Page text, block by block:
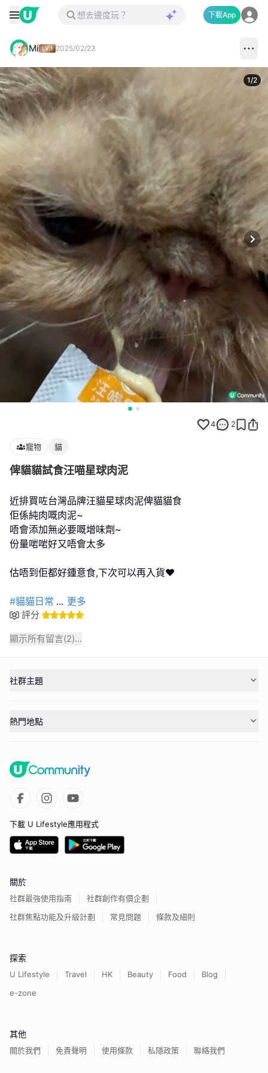
下載App
Mi 2025/02/23
1/2
4 2
寵物 貓
俾貓貓試食汪喵星球肉泥
近排買咗台灣品牌汪貓星球肉泥俾貓貓食
佢係純肉嘅肉泥~
唔會添加無必要嘅增味劑~
份量啱啱好又唔會太多
估唔到佢都好鍾意食,下次可以再入貨♥️
#貓貓日常 ... 更多
評分
顯示所有留言(2)...
社群主題
熱門地點
下載 U Lifestyle應用程式
關於
社群最強使用指南
社群創作有價企劃
社群焦點功能及升級計劃
常見問題 條款及細則
探索
U Lifestyle Travel HK Beauty Food
Blog
e-zone
其他
關於我們 免責聲明 使用條款 私隱政策 聯絡我們